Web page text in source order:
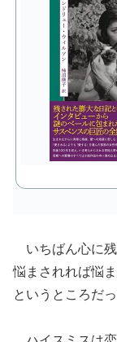
いちばん心に残
悩まされれば悩
というところだっ